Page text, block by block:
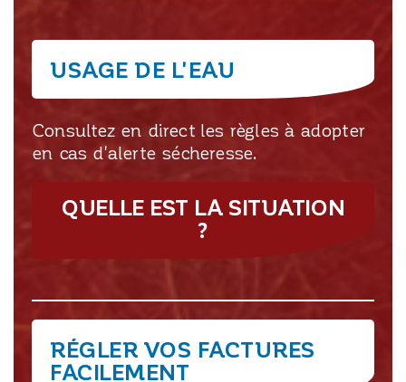
USAGE DE L'EAU
Consultez en direct les règles à adopter
en cas d'alerte sécheresse.
QUELLE EST LA SITUATION
?
RÉGLER VOS FACTURES
FACILEMENT